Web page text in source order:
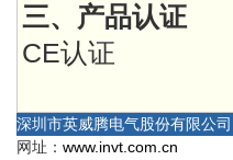
三、产品认证
CE认证
深圳市英威腾电气股份有限公司
网址： www.invt.com.cn